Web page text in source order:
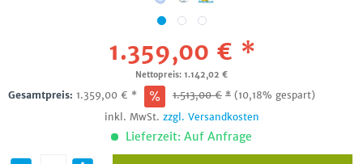
1.359,00 € *
Nettopreis: 1.142,02 €
Gesamtpreis: 1.359,00 € * 1.513,00€ * (10,18% gespart)
inkl. MwSt. zzgl. Versandkosten
Lieferzeit: Auf Anfrage